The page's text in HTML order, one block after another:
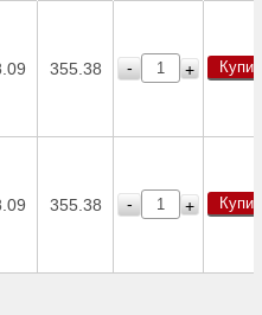
355.38 - +
355.38 - +